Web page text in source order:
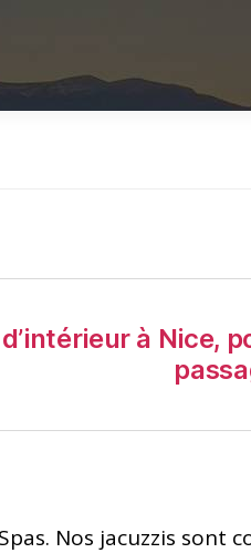
à Nice,
Nos jacuzzis sont